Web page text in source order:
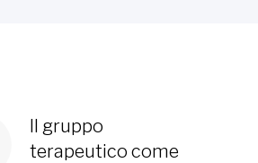
Il gruppo
terapeutico come